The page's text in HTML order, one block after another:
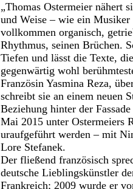
„Thomas Ostermeier nähert
und Weise – wie ein
vollkommen organisch,
Rhythmus, seinen Brüchen.
Tiefen und lässt die Texte,
gegenwärtig wohl
Französin Yasmina Reza,
schreibt sie an einem neuen
Beziehung hinter der
Mai 2015 unter Ostermeiers
uraufgeführt werden – mit
Lore Stefanek.
Der fließend französisch
deutsche Lieblingskünstler
Frankreich; 2009 wurde er